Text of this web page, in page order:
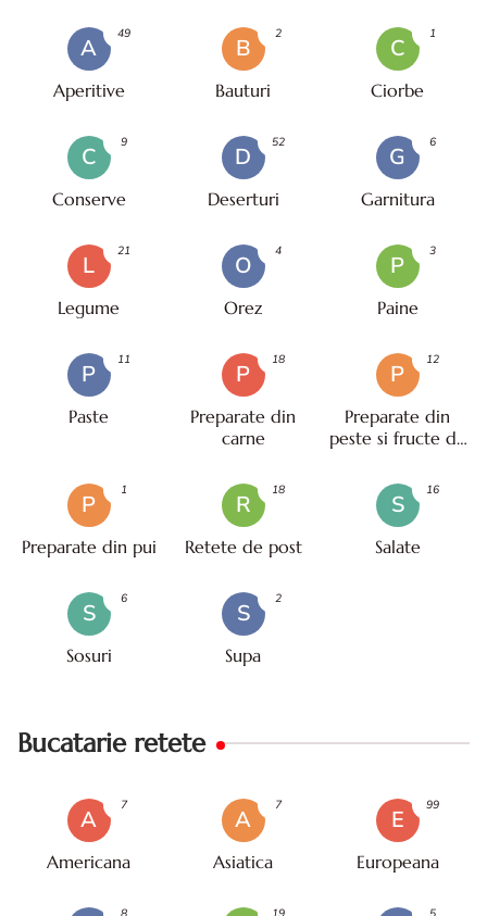
A
Aperitive
49
B
Bauturi
2
C
Ciorbe
1
C
Conserve
9
D
Deserturi
52
G
Garnitura
6
L
Legume
21
O
Orez
4
P
Paine
3
P
Paste
11
P
Preparate din
carne
18
P
Preparate din
peste si fructe de
12
P
Preparate din pui
1
R
Retete de post
18
S
Salate
16
S
Sosuri
6
S
Supa
2
Bucatarie retete
A
Americana
7
A
Asiatica
7
E
Europeana
99